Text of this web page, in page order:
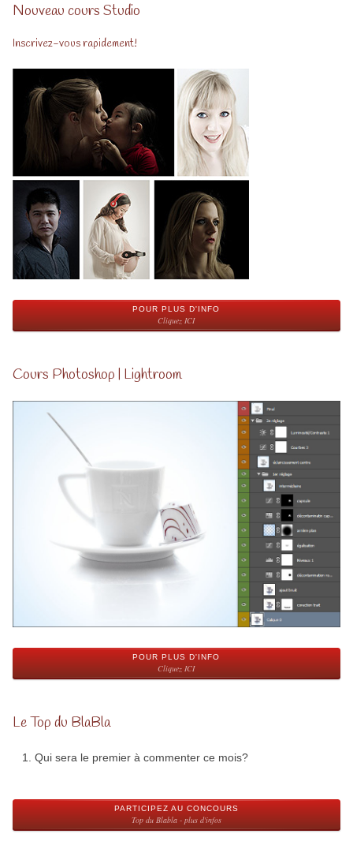
Nouveau cours Studio
Inscrivez-vous rapidement!
POUR PLUS D'INFO
Cliquez ICI
Cours Photoshop | Lightroom
POUR PLUS D'INFO
Cliquez ICI
Le Top du BlaBla
Qui sera le premier à commenter ce mois?
PARTICIPEZ AU CONCOURS
Top du Blabla - plus d'infos